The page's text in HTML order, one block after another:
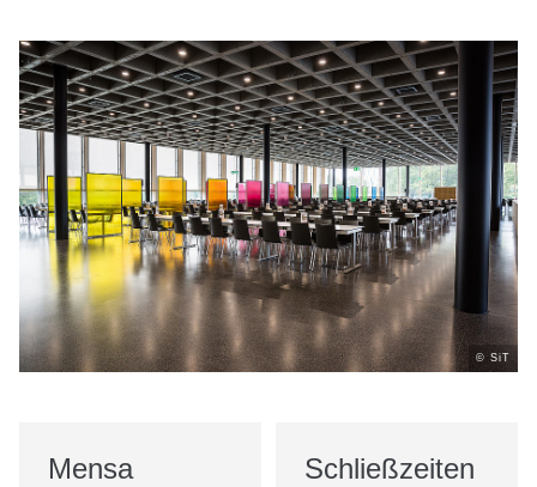
© SiT
Mensa
Schließzeiten
Über uns
Stellenangebote
Ausschreibungen